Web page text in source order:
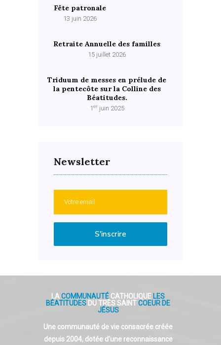
Fête patronale
13 juin 2026
Retraite Annuelle des familles
15 juillet 2026
Triduum de messes en prélude de
la pentecôte sur la Colline des
Béatitudes.
1erjuin 2025
Newsletter
S'inscrire
LACOMMUNAUTÉ CATHOLIQUE LES
BÉATITUDES DU TRÈS SAINTCOEUR DE
JÉSUS
Une communauté de vie consacrée créée
depuis 2004, dotée d’une reconnaissance